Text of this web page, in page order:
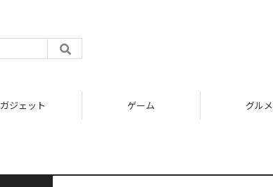
ガジェット ゲーム グルメ